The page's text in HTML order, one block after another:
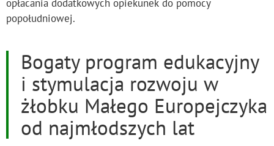
opłacania dodatkowych opiekunek do pomocy
popołudniowej.
Bogaty program edukacyjny
i stymulacja rozwoju w
żłobku Małego Europejczyka
od najmłodszych lat